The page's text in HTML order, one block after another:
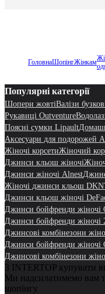
ГоловнаШопінгЖінкам
Популярні категорії
Шопери жовтіВалізи
Рукавиці Outventure
Поясні сумки Lipault
Аксесуари для подорожей
Жіночі корсетиЖіночий
Джинси кльош жіночі
Джинси жіночі Alnest
Жіночі джинси кльош
Джинси кльош жіночі
Джинси бойфренди жіночі
Джинси бойфренди жіночі
Джинсові комбінезони
Джинси бойфренди жіночі
Джинсові комбінезони
З INTERTOP купувати
Ми надсилатимемо вам
шопінгу